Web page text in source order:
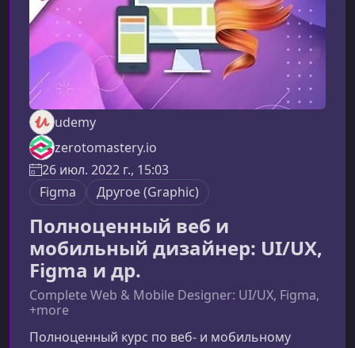
udemy
zerotomastery.io
26 июл. 2022 г., 15:03
Figma
Другое (Graphic)
Полноценный веб и
мобильный дизайнер: UI/UX,
Figma и др.
Complete Web & Mobile Designer: UI/UX, Figma,
+more
Полноценный курс по веб‑ и мобильному